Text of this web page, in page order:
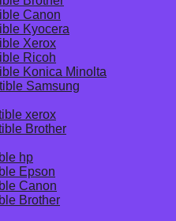
Canon
Kyocera
Xerox
Ricoh
Konica Minolta
Samsung
xerox
Brother
hp
Epson
Canon
Brother